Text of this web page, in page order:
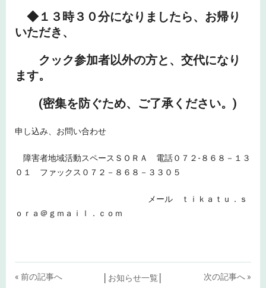
◆１３時３０分になりましたら、お帰り
いただき、
クック参加者以外の方と、交代になり
ます。
(密集を防ぐため、ご了承ください。)
申し込み、お問い合わせ
障害者地域活動スペースＳＯＲＡ 電話０７２-８６８－１３
０１ ファックス０７２－８６８－３３０５
メール ｔｉｋａｔｕ．ｓ
ｏｒａ＠ｇｍａｉｌ．ｃｏｍ
« 前の記事へ お知らせ一覧 次の記事へ »